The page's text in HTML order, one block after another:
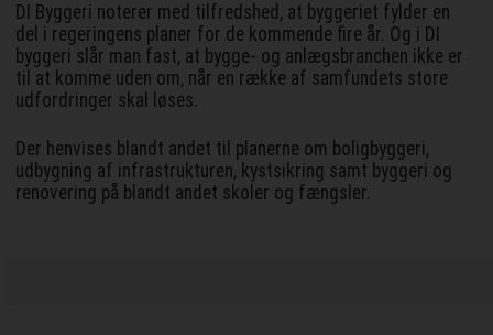
DI Byggeri noterer med tilfredshed, at byggeriet fylder en
del i regeringens planer for de kommende fire år. Og i DI
byggeri slår man fast, at bygge- og anlægsbranchen ikke er
til at komme uden om, når en række af samfundets store
udfordringer skal løses.
Der henvises blandt andet til planerne om boligbyggeri,
udbygning af infrastrukturen, kystsikring samt byggeri og
renovering på blandt andet skoler og fængsler.